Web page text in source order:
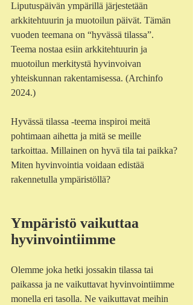
Liputuspäivän ympärillä järjestetään
arkkitehtuurin ja muotoilun päivät. Tämän
vuoden teemana on “hyvässä tilassa”.
Teema nostaa esiin arkkitehtuurin ja
muotoilun merkitystä hyvinvoivan
yhteiskunnan rakentamisessa. (Archinfo
2024.)
Hyvässä tilassa -teema inspiroi meitä
pohtimaan aihetta ja mitä se meille
tarkoittaa. Millainen on hyvä tila tai paikka?
Miten hyvinvointia voidaan edistää
rakennetulla ympäristöllä?
Ympäristö vaikuttaa
hyvinvointiimme
Olemme joka hetki jossakin tilassa tai
paikassa ja ne vaikuttavat hyvinvointiimme
monella eri tasolla. Ne vaikuttavat meihin